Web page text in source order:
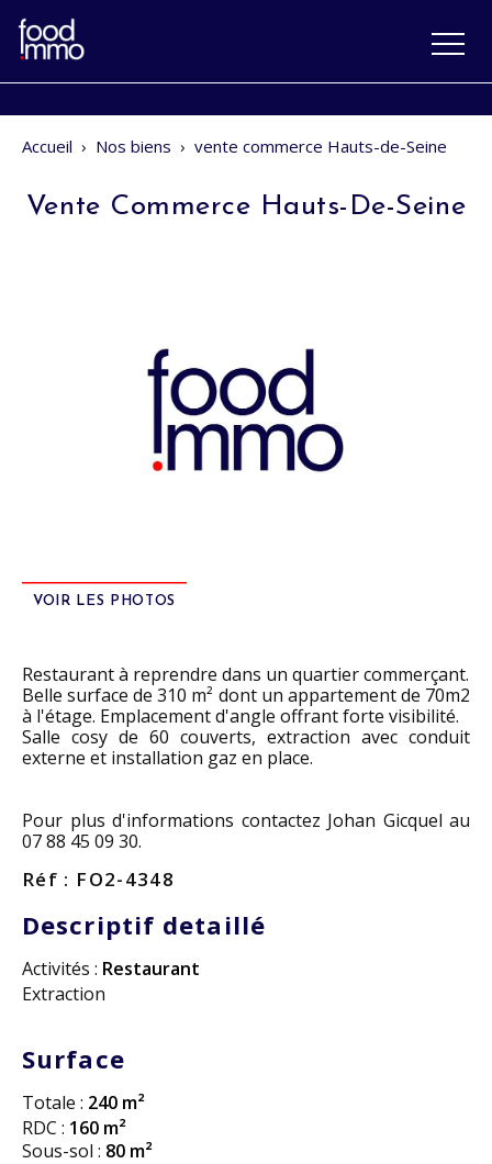
Accueil › Nos biens › vente commerce Hauts-de-Seine
Vente Commerce Hauts-De-Seine
VOIR LES PHOTOS
Restaurant à reprendre dans un quartier commerçant.
Belle surface de 310 m² dont un appartement de 70m2
à l'étage. Emplacement d'angle offrant forte visibilité.
Salle cosy de 60 couverts, extraction avec conduit
externe et installation gaz en place.
Pour plus d'informations contactez Johan Gicquel au
07 88 45 09 30.
Réf : FO2-4348
Descriptif detaillé
Activités : Restaurant
Extraction
Surface
Totale : 240 m²
RDC : 160 m²
Sous-sol : 80 m²